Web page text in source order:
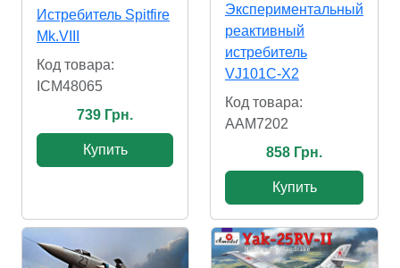
Истребитель Spitfire
Mk.VIII
Код товара:
ICM48065
739 Грн.
Купить
Экспериментальный
реактивный
истребитель
VJ101C-X2
Код товара:
AAM7202
858 Грн.
Купить